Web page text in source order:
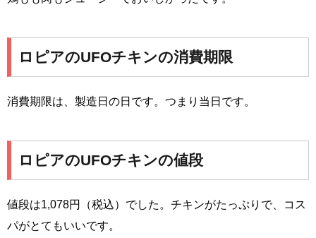
ロピアのUFOチキンの消費期限
消費期限は、製造日の日です。つまり当日です。
ロピアのUFOチキンの値段
値段は1,078円（税込）でした。チキンがたっぷりで、コス
パがとてもいいです。